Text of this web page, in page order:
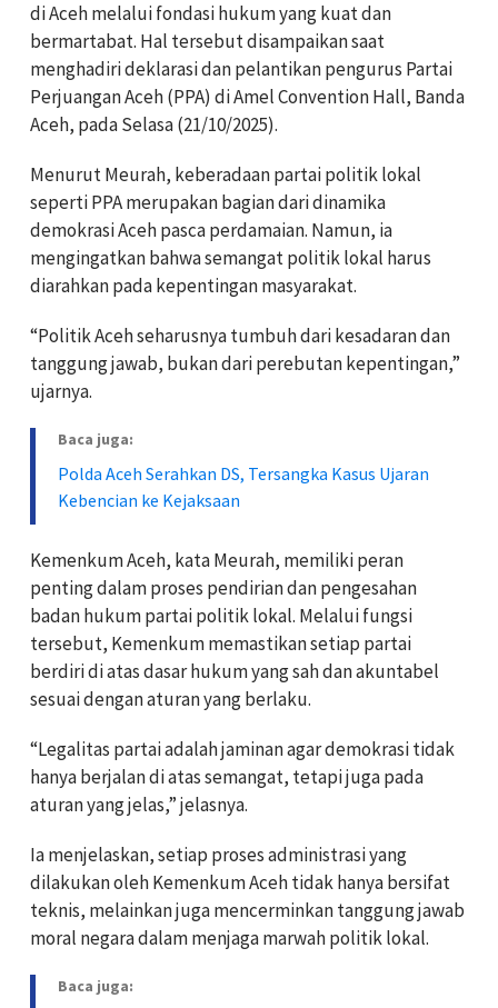
di Aceh melalui fondasi hukum yang kuat dan
bermartabat. Hal tersebut disampaikan saat
menghadiri deklarasi dan pelantikan pengurus Partai
Perjuangan Aceh (PPA) di Amel Convention Hall, Banda
Aceh, pada Selasa (21/10/2025).
Menurut Meurah, keberadaan partai politik lokal
seperti PPA merupakan bagian dari dinamika
demokrasi Aceh pasca perdamaian. Namun, ia
mengingatkan bahwa semangat politik lokal harus
diarahkan pada kepentingan masyarakat.
“Politik Aceh seharusnya tumbuh dari kesadaran dan
tanggung jawab, bukan dari perebutan kepentingan,”
ujarnya.
Baca juga:
Polda Aceh Serahkan DS, Tersangka Kasus Ujaran
Kebencian ke Kejaksaan
Kemenkum Aceh, kata Meurah, memiliki peran
penting dalam proses pendirian dan pengesahan
badan hukum partai politik lokal. Melalui fungsi
tersebut, Kemenkum memastikan setiap partai
berdiri di atas dasar hukum yang sah dan akuntabel
sesuai dengan aturan yang berlaku.
“Legalitas partai adalah jaminan agar demokrasi tidak
hanya berjalan di atas semangat, tetapi juga pada
aturan yang jelas,” jelasnya.
Ia menjelaskan, setiap proses administrasi yang
dilakukan oleh Kemenkum Aceh tidak hanya bersifat
teknis, melainkan juga mencerminkan tanggung jawab
moral negara dalam menjaga marwah politik lokal.
Baca juga: